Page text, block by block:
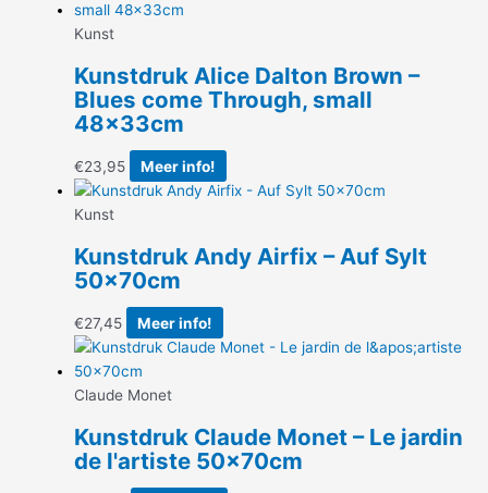
Kunst
Kunstdruk Alice Dalton Brown –
Blues come Through, small
48x33cm
€23,95 Meer info!
Kunst
Kunstdruk Andy Airfix – Auf Sylt
50x70cm
€27,45 Meer info!
Claude Monet
Kunstdruk Claude Monet – Le jardin
de l'artiste 50x70cm